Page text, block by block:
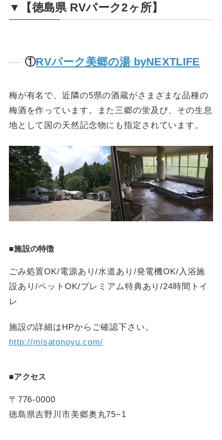
▼【徳島県 RVパーク2ヶ所】
①RVパーク美郷の湯 byNEXTLIFE
梅が有名で、近隣の5県の酒蔵がさまざまな品種の
梅酒を作っています。また三郷の蛍及び、その生息
地として国の天然記念物にも指定されています。
■施設の特徴
ごみ処置OK/電源あり/水道あり/発電機OK/入浴施
設あり/ペットOK/プレミアム特典あり/24時間トイ
レ
施設の詳細はHPからご確認下さい。
http://misatonoyu.com/
■アクセス
〒776-0000
徳島県吉野川市美郷奥丸75−1